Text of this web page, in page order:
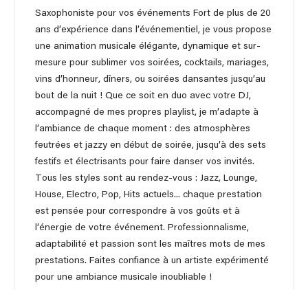
Saxophoniste pour vos événements Fort de plus de 20
ans d’expérience dans l’événementiel, je vous propose
une animation musicale élégante, dynamique et sur-
mesure pour sublimer vos soirées, cocktails, mariages,
vins d’honneur, dîners, ou soirées dansantes jusqu’au
bout de la nuit ! Que ce soit en duo avec votre DJ,
accompagné de mes propres playlist, je m’adapte à
l’ambiance de chaque moment : des atmosphères
feutrées et jazzy en début de soirée, jusqu’à des sets
festifs et électrisants pour faire danser vos invités.
Tous les styles sont au rendez-vous : Jazz, Lounge,
House, Electro, Pop, Hits actuels... chaque prestation
est pensée pour correspondre à vos goûts et à
l’énergie de votre événement. Professionnalisme,
adaptabilité et passion sont les maîtres mots de mes
prestations. Faites confiance à un artiste expérimenté
pour une ambiance musicale inoubliable !